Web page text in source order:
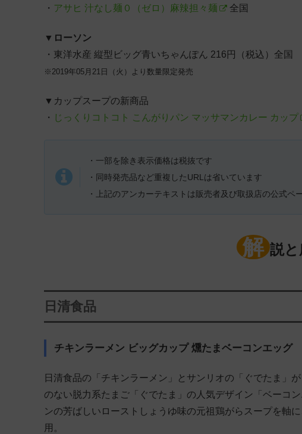
・ アサヒ 汁なし麺０（ゼロ）麻辣担々麺 全国
▼ ローソン
・東洋水産 縦型ビッグ青いちゃんぽん 216円（税込）全国
※2019年05月21日（火）より数量限定発売
▼カップスープの新商品
・ じっくりコトコト こんがりパン マッサマンカレー カップ
・一部を除き表示価格は税抜です
・同時発売品など重複したURLは省いています
・上記のアンカーテキストは販売者及び取扱店の公式ペ
解 説と
日清食品
チキンラーメン ビッグカップ 燻たまベーコンエッグ
日清食品の「チキンラーメン」とサンリオの「ぐでたま」
のない脱力系たまご「ぐでたま」の人気デザイン「ベーコ
ンの芳ばしいローストしょうゆ味の元祖鶏がらスープを軸
用。